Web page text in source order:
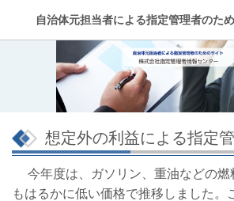
自治体元担当者による指定管理者のた
想定外の利益による指定
今年度は、ガソリン、重油などの燃
もはるかに低い価格で推移しました。